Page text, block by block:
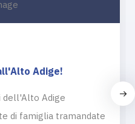
Adige!
dell'Alto Adige
di famiglia tramandate